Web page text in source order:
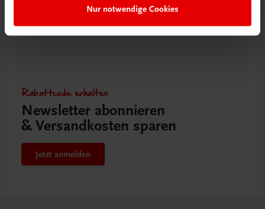
Nur notwendige Cookies
Rabattcode erhalten
Newsletter abonnieren
& Versandkosten sparen
Jetzt anmelden